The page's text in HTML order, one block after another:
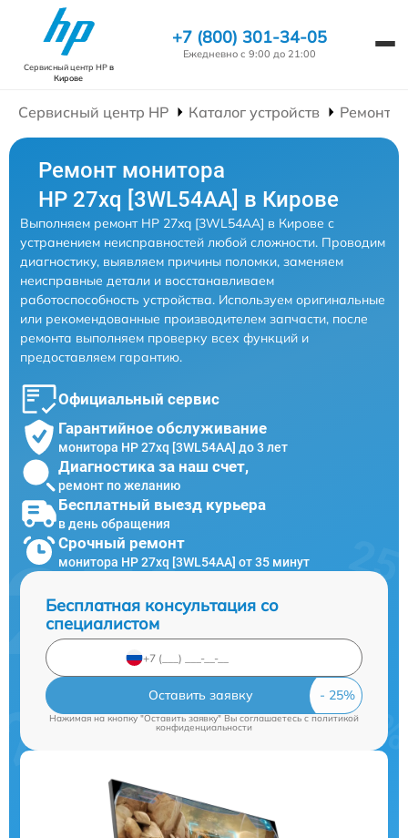
Сервисный центр HPв
Кирове
+7 (800) 301-34-05
Ежедневно с 9:00 до 21:00
Сервисный центр HP Каталог устройств Ремонт
Ремонт монитора
HP 27xq [3WL54AA] в Кирове
Выполняем ремонт HP 27xq [3WL54AA] в Кирове с
устранением неисправностей любой сложности. Проводим
диагностику, выявляем причины поломки, заменяем
неисправные детали и восстанавливаем
работоспособность устройства. Используем оригинальные
или рекомендованные производителем запчасти, после
ремонта выполняем проверку всех функций и
предоставляем гарантию.
Официальный сервис
Гарантийное обслуживание
монитора HP 27xq [3WL54AA] до 3 лет
Диагностика за наш счет,
ремонт по желанию
Бесплатный выезд курьера
в день обращения
Срочный ремонт
монитора HP 27xq [3WL54AA] от 35 минут
Бесплатная консультация со
специалистом
Оставить заявку
Нажимая на кнопку "Оставить заявку" Вы соглашаетесь cполитикой
конфиденциальности